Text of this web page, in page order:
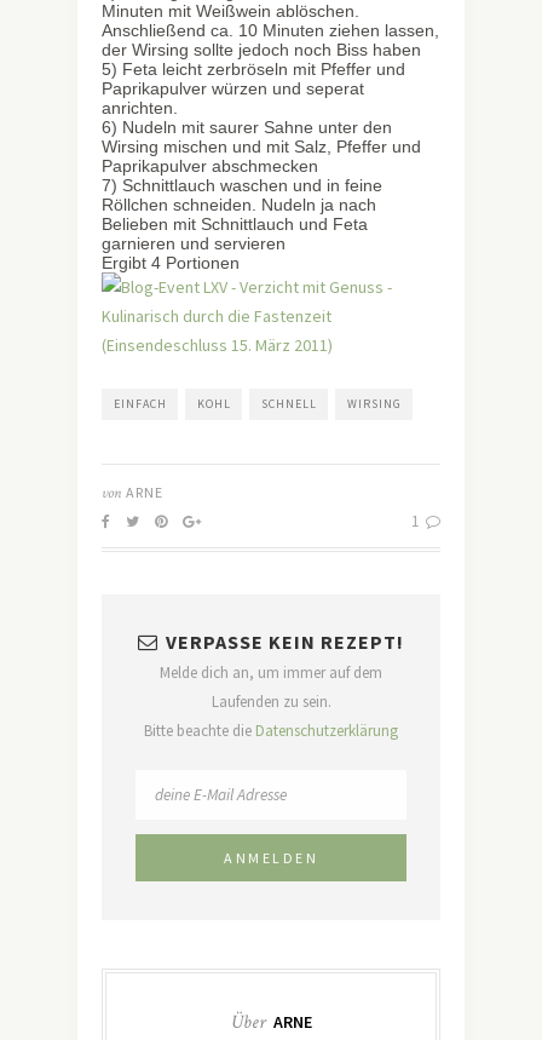
Minuten mit Weißwein ablöschen.
Anschließend ca. 10 Minuten ziehen lassen,
der Wirsing sollte jedoch noch Biss haben
5) Feta leicht zerbröseln mit Pfeffer und
Paprikapulver würzen und seperat
anrichten.
6) Nudeln mit saurer Sahne unter den
Wirsing mischen und mit Salz, Pfeffer und
Paprikapulver abschmecken
7) Schnittlauch waschen und in feine
Röllchen schneiden. Nudeln ja nach
Belieben mit Schnittlauch und Feta
garnieren und servieren
Ergibt 4 Portionen
EINFACH KOHL SCHNELL WIRSING
von ARNE
1
VERPASSE KEIN REZEPT!
Melde dich an, um immer auf dem
Laufenden zu sein.
Bitte beachte die Datenschutzerklärung
Über ARNE